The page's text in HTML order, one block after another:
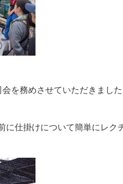
を務めさせていただきました
に仕掛けについて簡単にレク